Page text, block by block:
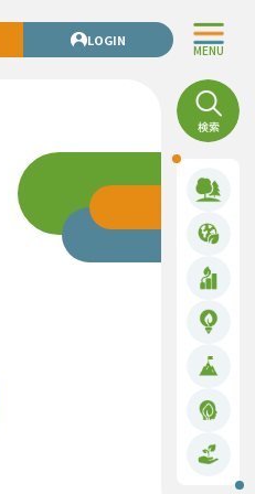
MENU
LOGIN